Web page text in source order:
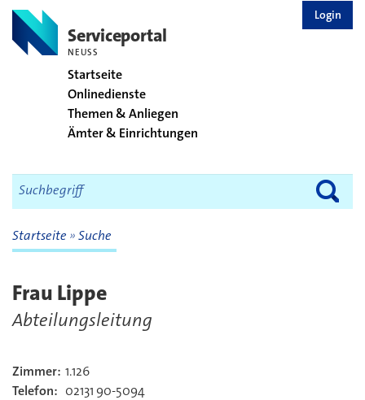
Serviceportal
NEUSS
Startseite
Onlinedienste
Themen & Anliegen
Ämter & Einrichtungen
Login
Startseite Suche
Frau Lippe
Abteilungsleitung
Kontakt
Zimmer: 1.126
Telefon: 02131 90-5094